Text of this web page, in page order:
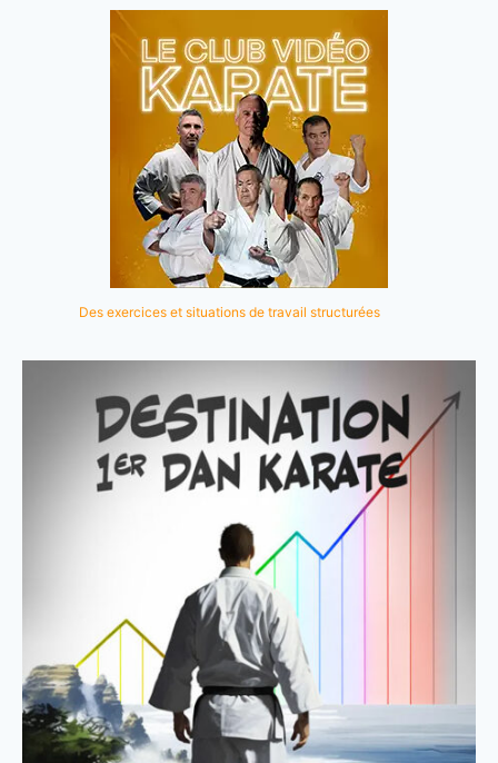
Des exercices et situations de travail structurées